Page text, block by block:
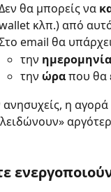
θα μπορείς να
κλπ.) από
email θα
την ημερομηνία
την ώρα που θα
η αγορά